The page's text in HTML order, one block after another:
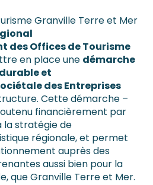
Granville Terre et Mer
des Offices de Tourisme
en place une démarche
et
des Entreprises
Cette démarche –
financièrement par
la stratégie de
régionale, et permet
auprès des
aussi bien pour la
que Granville Terre et Mer.